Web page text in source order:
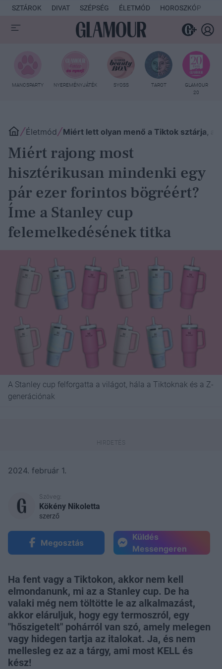
SZTÁROK DIVAT SZÉPSÉG ÉLETMÓD HOROSZKÓP
MANCSPARTY NYEREMÉNYJÁTÉK SYOSS TAROT
GLAMOUR
20
Életmód Miért lett olyan menő a Tiktok sztárja, a
Miért rajong most
hisztérikusan mindenki egy
pár ezer forintos bögréért?
Íme a Stanley cup
felemelkedésének titka
A Stanley cup felforgatta a világot, hála a Tiktoknak és a Z-
generációnak
2024. február 1.
Szöveg:
Kökény Nikoletta
szerző
Megosztás
Küldés
Messengeren
Ha fent vagy a Tiktokon, akkor nem kell
elmondanunk, mi az a Stanley cup. De ha
valaki még nem töltötte le az alkalmazást,
akkor eláruljuk, hogy egy termoszról, egy
"hőszigetelt" pohárról van szó, amely melegen
vagy hidegen tartja az italokat. Ja, és nem
mellesleg ez az a tárgy, ami most KELL és
kész!